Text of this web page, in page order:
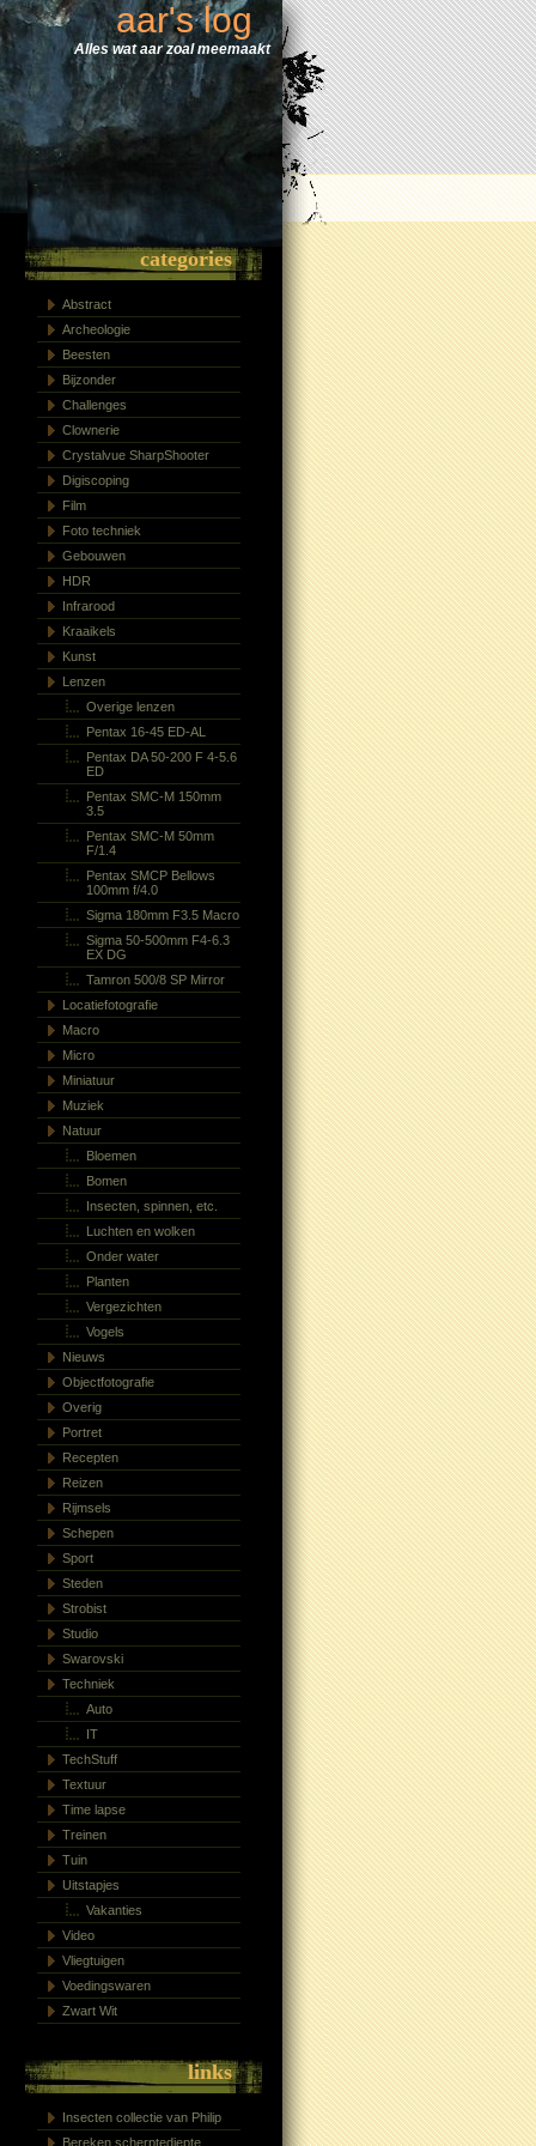
aar's log
Alles wat aar zoal meemaakt
categories
Abstract
Archeologie
Beesten
Bijzonder
Challenges
Clownerie
Crystalvue SharpShooter
Digiscoping
Film
Foto techniek
Gebouwen
HDR
Infrarood
Kraaikels
Kunst
Lenzen
Overige lenzen
Pentax 16-45 ED-AL
Pentax DA 50-200 F 4-5.6
ED
Pentax SMC-M 150mm
3.5
Pentax SMC-M 50mm
F/1.4
Pentax SMCP Bellows
100mm f/4.0
Sigma 180mm F3.5 Macro
Sigma 50-500mm F4-6.3
EX DG
Tamron 500/8 SP Mirror
Locatiefotografie
Macro
Micro
Miniatuur
Muziek
Natuur
Bloemen
Bomen
Insecten, spinnen, etc.
Luchten en wolken
Onder water
Planten
Vergezichten
Vogels
Nieuws
Objectfotografie
Overig
Portret
Recepten
Reizen
Rijmsels
Schepen
Sport
Steden
Strobist
Studio
Swarovski
Techniek
Auto
IT
TechStuff
Textuur
Time lapse
Treinen
Tuin
Uitstapjes
Vakanties
Video
Vliegtuigen
Voedingswaren
Zwart Wit
links
Insecten collectie van Philip
Bereken scherptediepte